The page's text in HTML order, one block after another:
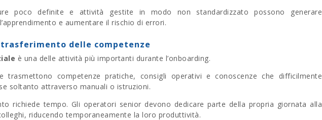
poco definite e attività gestite in modo non standardizzato possono generare
e aumentare il rischio di errori.
delle competenze
è una delle attività più importanti durante l’onboarding.
trasmettono competenze pratiche, consigli operativi e conoscenze che difficilmente
soltanto attraverso manuali o istruzioni.
richiede tempo. Gli operatori senior devono dedicare parte della propria giornata alla
riducendo temporaneamente la loro produttività.